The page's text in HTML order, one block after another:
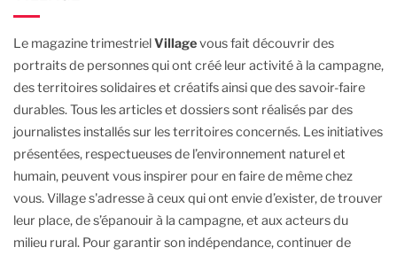
Le magazine trimestrielVillagevous fait découvrir des
portraits de personnes qui ont créé leur activité à la campagne,
des territoires solidaires et créatifs ainsi que des savoir-faire
durables.Tous les articles et dossiers sont réalisés par des
journalistes installés sur les territoires concernés. Les initiatives
présentées, respectueuses de l’environnement naturel et
humain, peuvent vous inspirer pour en faire de même chez
vous.Village s'adresse à ceux qui ont envie d’exister, de trouver
leur place, de s’épanouir à la campagne, et aux acteurs du
milieu rural. Pour garantir son indépendance, continuer de